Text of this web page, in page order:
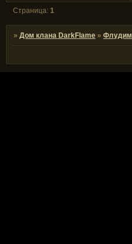
Страница:1
»Дом клана DarkFlame »Флудим